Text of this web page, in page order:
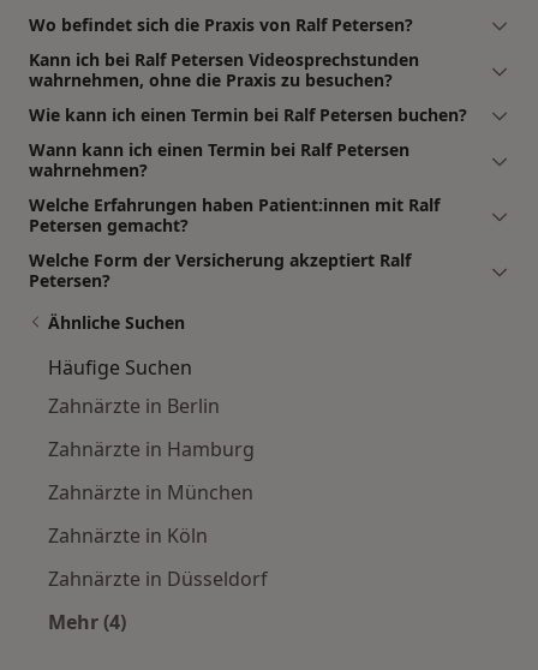
Wo befindet sich die Praxis von Ralf Petersen?
Kann ich bei Ralf Petersen Videosprechstunden
wahrnehmen, ohne die Praxis zu besuchen?
Wie kann ich einen Termin bei Ralf Petersen buchen?
Wann kann ich einen Termin bei Ralf Petersen
wahrnehmen?
Welche Erfahrungen haben Patient:innen mit Ralf
Petersen gemacht?
Welche Form der Versicherung akzeptiert Ralf
Petersen?
Ähnliche Suchen
Häufige Suchen
Zahnärzte in Berlin
Zahnärzte in Hamburg
Zahnärzte in München
Zahnärzte in Köln
Zahnärzte in Düsseldorf
Mehr (4)